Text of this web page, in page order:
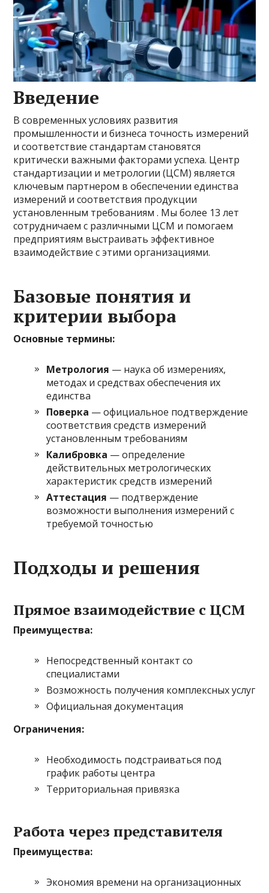
Введение
В современных условиях развития
промышленности и бизнеса точность измерений
и соответствие стандартам становятся
критически важными факторами успеха. Центр
стандартизации и метрологии (ЦСМ) является
ключевым партнером в обеспечении единства
измерений и соответствия продукции
установленным требованиям . Мы более 13 лет
сотрудничаем с различными ЦСМ и помогаем
предприятиям выстраивать эффективное
взаимодействие с этими организациями.
Базовые понятия и
критерии выбора
Основные термины:
Метрология — наука об измерениях,
методах и средствах обеспечения их
единства
Поверка — официальное подтверждение
соответствия средств измерений
установленным требованиям
Калибровка — определение
действительных метрологических
характеристик средств измерений
Аттестация — подтверждение
возможности выполнения измерений с
требуемой точностью
Подходы и решения
Прямое взаимодействие с ЦСМ
Преимущества:
Непосредственный контакт со
специалистами
Возможность получения комплексных услуг
Официальная документация
Ограничения:
Необходимость подстраиваться под
график работы центра
Территориальная привязка
Работа через представителя
Преимущества:
Экономия времени на организационных